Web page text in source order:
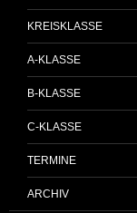
KREISKLASSE
A-KLASSE
B-KLASSE
C-KLASSE
TERMINE
ARCHIV